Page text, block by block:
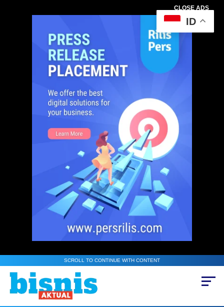
CLOSE ADS
SCROLL TO CONTINUE WITH CONTENT
ID